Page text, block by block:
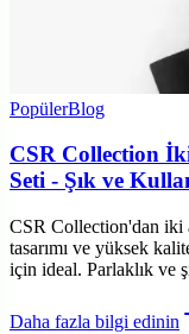
PopülerBlog
CSR Collection
Seti - Şık ve
CSR Collection'dan iki
tasarımı ve yüksek
için ideal. Parlaklık ve
Daha fazla bilgi edinin